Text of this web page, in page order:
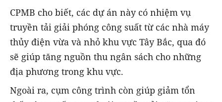
CPMB cho biết, các dự án này có nhiệm vụ
truyền tải giải phóng công suất từ các nhà máy
thủy điện vừa và nhỏ khu vực Tây Bắc, qua đó
sẽ giúp tăng nguồn thu ngân sách cho những
địa phương trong khu vực.
Ngoài ra, cụm công trình còn giúp giảm tổn